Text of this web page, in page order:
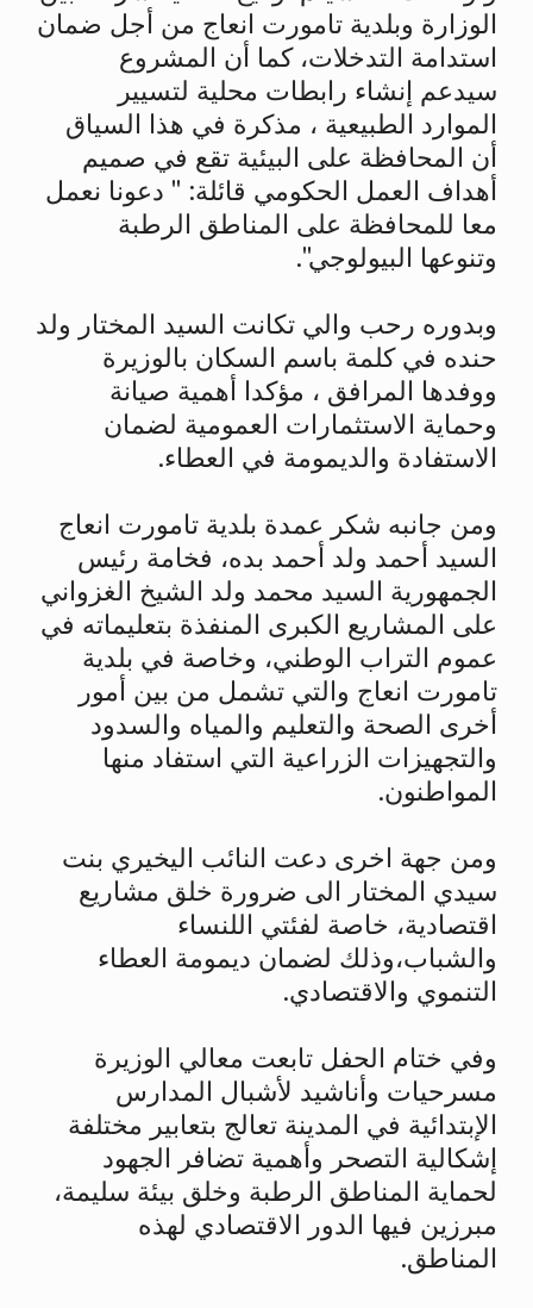
الوزارة وبلدية تامورت انعاج من أجل ضمان
استدامة التدخلات، كما أن المشروع
سيدعم إنشاء رابطات محلية لتسيير
الموارد الطبيعية ، مذكرة في هذا السياق
أن المحافظة على البيئية تقع في صميم
أهداف العمل الحكومي قائلة: " دعونا نعمل
معا للمحافظة على المناطق الرطبة
وتنوعها البيولوجي".
وبدوره رحب والي تكانت السيد المختار ولد
حنده في كلمة باسم السكان بالوزيرة
ووفدها المرافق ، مؤكدا أهمية صيانة
وحماية الاستثمارات العمومية لضمان
الاستفادة والديمومة في العطاء.
ومن جانبه شكر عمدة بلدية تامورت انعاج
السيد أحمد ولد أحمد بده، فخامة رئيس
الجمهورية السيد محمد ولد الشيخ الغزواني
على المشاريع الكبرى المنفذة بتعليماته في
عموم التراب الوطني، وخاصة في بلدية
تامورت انعاج والتي تشمل من بين أمور
أخرى الصحة والتعليم والمياه والسدود
والتجهيزات الزراعية التي استفاد منها
المواطنون.
ومن جهة اخرى دعت النائب اليخيري بنت
سيدي المختار الى ضرورة خلق مشاريع
اقتصادية، خاصة لفئتي اللنساء
والشباب،وذلك لضمان ديمومة العطاء
التنموي والاقتصادي.
وفي ختام الحفل تابعت معالي الوزيرة
مسرحيات وأناشيد لأشبال المدارس
الإبتدائية في المدينة تعالج بتعابير مختلفة
إشكالية التصحر وأهمية تضافر الجهود
لحماية المناطق الرطبة وخلق بيئة سليمة،
مبرزين فيها الدور الاقتصادي لهذه
المناطق.